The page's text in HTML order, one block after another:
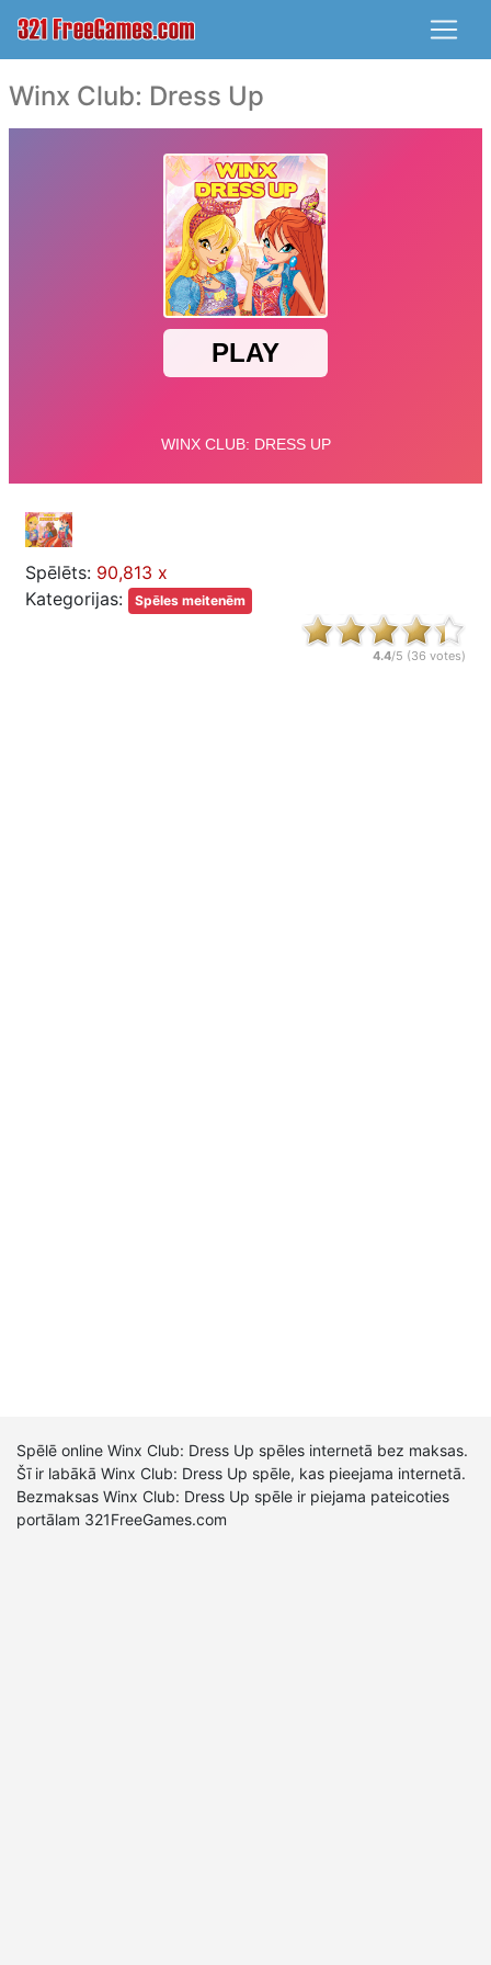
Winx Club: Dress Up
Spēlēts: 90,813 x
Kategorijas:
Spēles meitenēm
4.4/5 (36 votes)
Spēlē online Winx Club: Dress Up spēles internetā bez maksas.
Šī ir labākā Winx Club: Dress Up spēle, kas pieejama internetā.
Bezmaksas Winx Club: Dress Up spēle ir piejama pateicoties
portālam 321FreeGames.com